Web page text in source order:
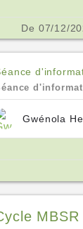
De 07/12/
Gwénola
MBSR